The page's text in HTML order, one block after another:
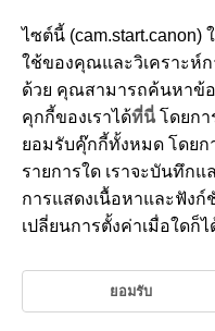
D292-031
การถ่ายภาพนิ่ง
โหมดภาพตัวเอง
โหมดภาพบุคคล
โหมดผิวเนียน
โหมดถ่ายภาพพาโนรามา
ไซต์นี้
ใช้ของคุณและวิเคราะห์ก
ด้วย คุณสามารถค้นหาข้อ
คุกกี้ของเราได้ที่นี่โดยกา
ยอมรับคุ๊กกี้ทั้งหมด โดยก
รายการใด เราจะบันทึกแ
การแสดงเนื้อหาและฟัง
เปลี่ยนการตั้งค่าเมื่อใดก็ไ
ยอมรับ